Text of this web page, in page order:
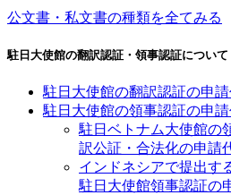
公文書・私文書の種類を全てみる
駐日大使館の翻訳認証・領事認証について
駐日大使館の翻訳認証の申
駐日大使館の領事認証の申
駐日ベトナム大使館の
訳公証・合法化の申請
インドネシアで提出す
駐日大使館領事認証の